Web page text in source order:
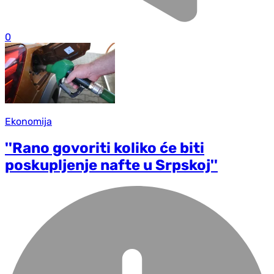
0
Ekonomija
''Rano govoriti koliko će biti
poskupljenje nafte u Srpskoj''